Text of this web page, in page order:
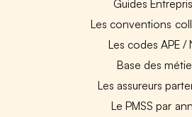
Guides
Les conventions
Les codes APE /
Base des
Les assureurs
Le PMSS par